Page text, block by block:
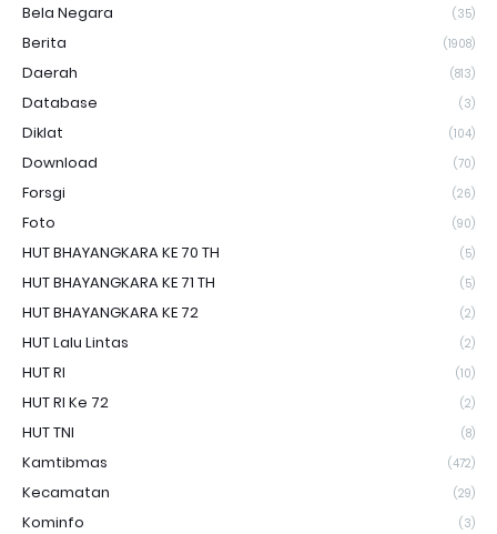
Bela Negara (35)
Berita (1908)
Daerah (813)
Database (3)
Diklat (104)
Download (70)
Forsgi (26)
Foto (90)
HUT BHAYANGKARA KE 70 TH (5)
HUT BHAYANGKARA KE 71 TH (5)
HUT BHAYANGKARA KE 72 (2)
HUT Lalu Lintas (2)
HUT RI (10)
HUT RI Ke 72 (2)
HUT TNI (8)
Kamtibmas (472)
Kecamatan (29)
Kominfo (3)